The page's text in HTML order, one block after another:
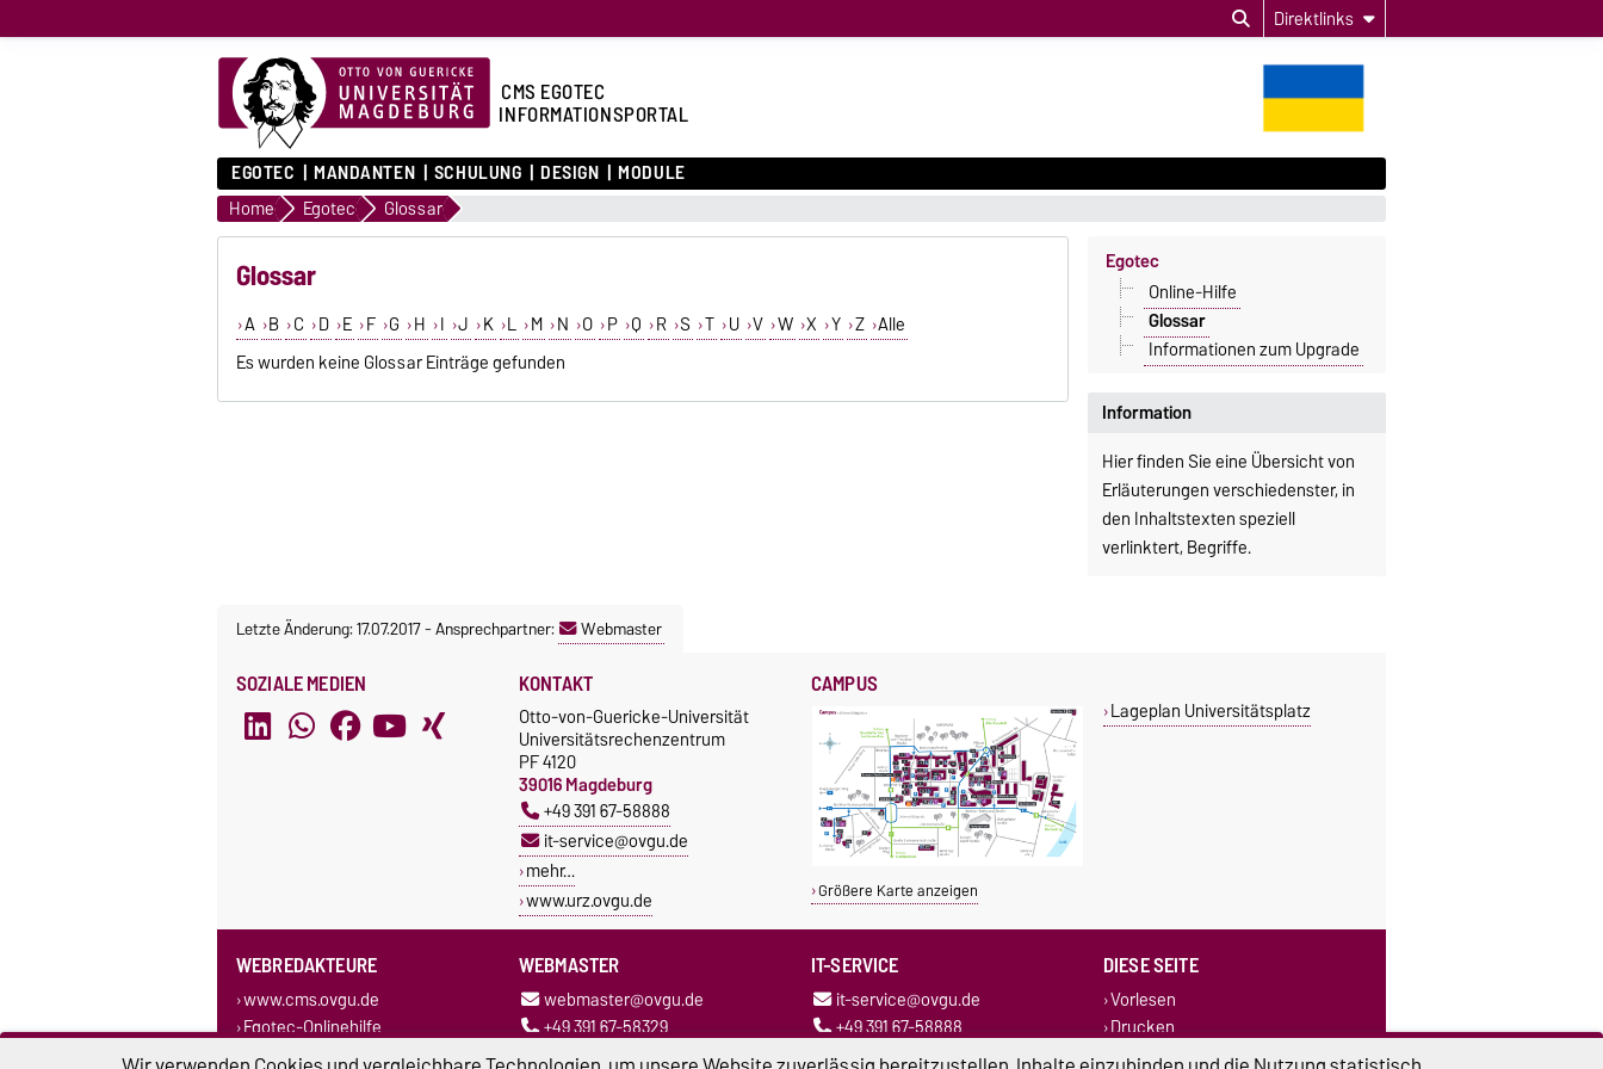
Direktlinks
CMS EGOTEC
INFORMATIONSPORTAL
EGOTEC MANDANTEN SCHULUNG DESIGN MODULE
Home Egotec Glossar
Glossar
A B C D E F G H I J K L M N O P Q R S T U V W X Y Z Alle
Es wurden keine Glossar Einträge gefunden
Information
Hier finden Sie eine Übersicht von
Erläuterungen verschiedenster, in
den Inhaltstexten speziell
verlinktert, Begriffe.
Egotec
Online-Hilfe
Glossar
Informationen zum Upgrade
Letzte Änderung: 17.07.2017-Ansprechpartner: Webmaster
SOZIALE MEDIEN KONTAKT
Otto-von-Guericke-Universität
Universitätsrechenzentrum
PF 4120
39016 Magdeburg
+49 391 67-58888
it-service@ovgu.de
mehr…
www.urz.ovgu.de
CAMPUS
Größere Karte anzeigen
Lageplan Universitätsplatz
WEBREDAKTEURE
www.cms.ovgu.de
Egotec-Onlinehilfe
WEBMASTER
webmaster@ovgu.de
+49 391 67-58329
IT-SERVICE
it-service@ovgu.de
+49 391 67-58888
DIESE SEITE
Vorlesen
Drucken
Permalink